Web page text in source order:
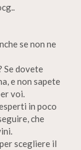
se non ne
Se dovete
e non sapete
voi.
in poco
che
scegliere il